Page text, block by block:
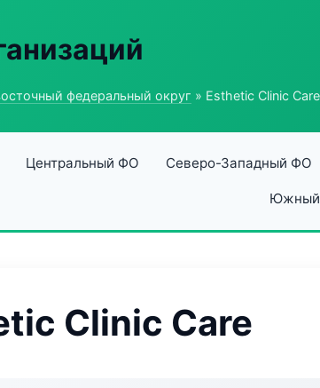
федеральный округ » Esthetic Clinic Care
Центральный ФО Северо-Западный ФО
Clinic Care